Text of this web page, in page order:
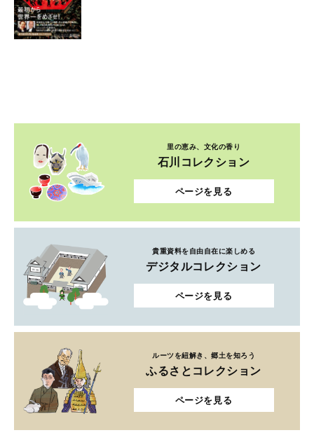
里の恵み、文化の香り
石川コレクション
ページを見る
貴重資料を自由自在に楽しめる
デジタルコレクション
ページを見る
ルーツを紐解き、郷土を知ろう
ふるさとコレクション
ページを見る